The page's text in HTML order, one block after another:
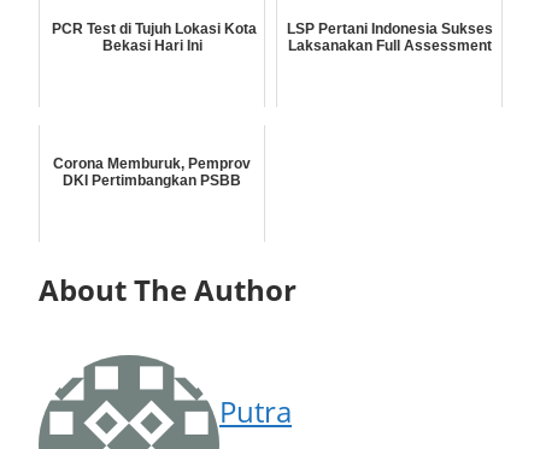
PCR Test di Tujuh Lokasi Kota
Bekasi Hari Ini
LSP Pertani Indonesia Sukses
Laksanakan Full Assessment
Corona Memburuk, Pemprov
DKI Pertimbangkan PSBB
About The Author
Putra